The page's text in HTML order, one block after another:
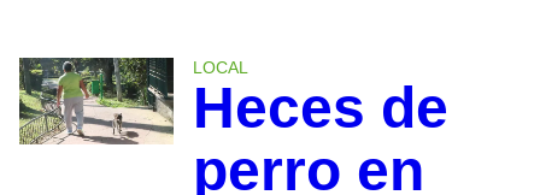
LOCAL
Heces de
perro en